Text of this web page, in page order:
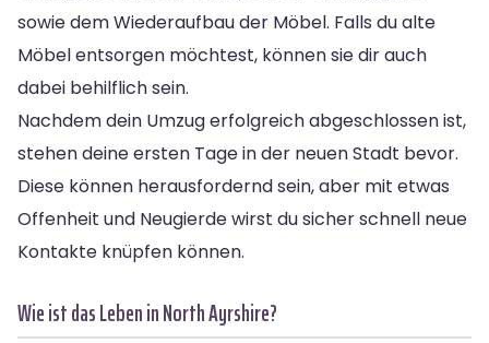
sowie dem Wiederaufbau der Möbel. Falls du alte
Möbel entsorgen möchtest, können sie dir auch
dabei behilflich sein.
Nachdem dein Umzug erfolgreich abgeschlossen ist,
stehen deine ersten Tage in der neuen Stadt bevor.
Diese können herausfordernd sein, aber mit etwas
Offenheit und Neugierde wirst du sicher schnell neue
Kontakte knüpfen können.
Wie ist das Leben in North Ayrshire?